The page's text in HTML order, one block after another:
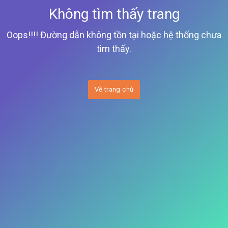
Không tìm thấy trang
Oops!!!! Đường dẫn không tồn tại hoặc hệ thống chưa
tìm thấy.
Về trang chủ